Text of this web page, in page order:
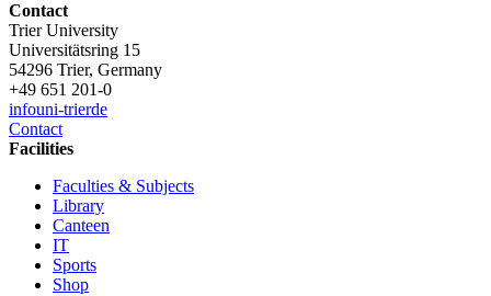
Contact
Trier University
Universitätsring 15
54296 Trier, Germany
+49 651 201-0
infouni-trierde
Contact
Facilities
Faculties & Subjects
Library
Canteen
IT
Sports
Shop